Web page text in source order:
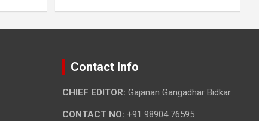
Contact Info
CHIEF EDITOR: Gajanan Gangadhar Bidkar
CONTACT NO: +91 98904 76595